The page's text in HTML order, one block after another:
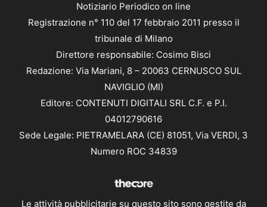
Notiziario Periodico on line
Registrazione n° 110 del 17 febbraio 2011 presso il
tribunale di Milano
Direttore responsabile: Cosimo Bisci
Redazione: Via Mariani, 8 – 20063 CERNUSCO SUL
NAVIGLIO (MI)
Editore: CONTENUTI DIGITALI SRL C.F. e P.I.
04012790616
Sede Legale: PIETRAMELARA (CE) 81051, Via VERDI, 3
Numero ROC 34839
Le attività pubblicitarie su questo sito sono gestite da